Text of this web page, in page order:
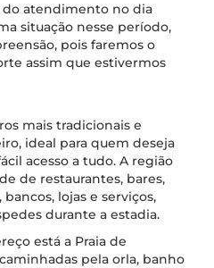
atendimento no dia
situação nesse período,
pois faremos o
assim que estivermos
mais tradicionais e
ideal para quem deseja
acesso a tudo. A região
de restaurantes, bares,
lojas e serviços,
durante a estadia.
está a Praia de
pela orla, banho